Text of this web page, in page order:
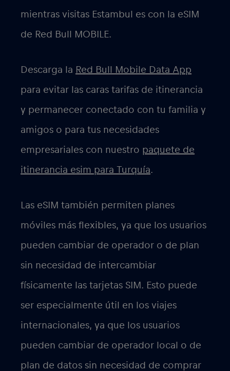
mientras visitas Estambul es con la eSIM
de Red Bull MOBILE.
Descarga la Red Bull Mobile Data App
para evitar las caras tarifas de itinerancia
y permanecer conectado con tu familia y
amigos o para tus necesidades
empresariales con nuestro paquete de
itinerancia esim para Turquía.
Las eSIM también permiten planes
móviles más flexibles, ya que los usuarios
pueden cambiar de operador o de plan
sin necesidad de intercambiar
físicamente las tarjetas SIM. Esto puede
ser especialmente útil en los viajes
internacionales, ya que los usuarios
pueden cambiar de operador local o de
plan de datos sin necesidad de comprar